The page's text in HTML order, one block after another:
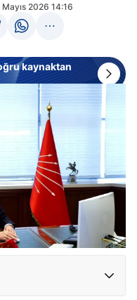
2026 14:16
kaynaktan